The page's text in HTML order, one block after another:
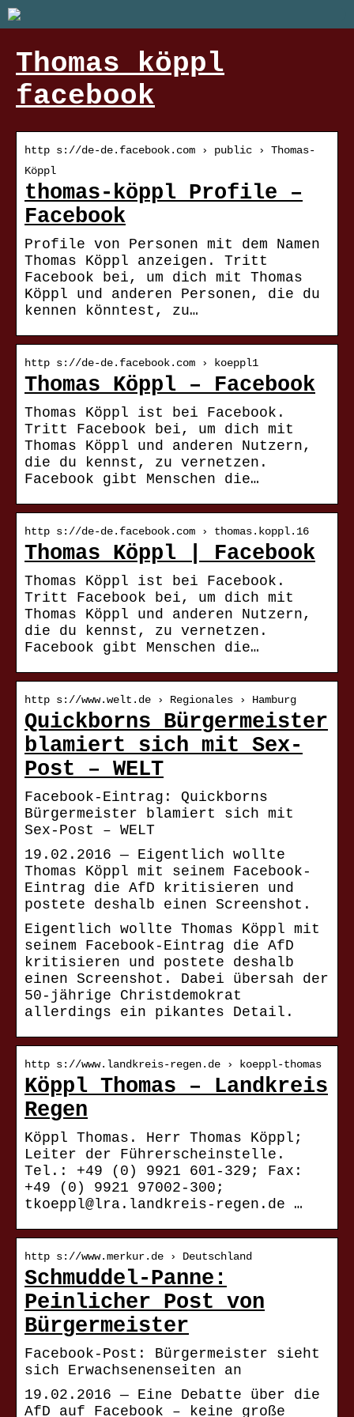
Thomas köppl
facebook
http s://de-de.facebook.com › public › Thomas-
Köppl
thomas-köppl Profile –
Facebook
Profile von Personen mit dem Namen
Thomas Köppl anzeigen. Tritt
Facebook bei, um dich mit Thomas
Köppl und anderen Personen, die du
kennen könntest, zu…
http s://de-de.facebook.com › koeppl1
Thomas Köppl – Facebook
Thomas Köppl ist bei Facebook.
Tritt Facebook bei, um dich mit
Thomas Köppl und anderen Nutzern,
die du kennst, zu vernetzen.
Facebook gibt Menschen die…
http s://de-de.facebook.com › thomas.koppl.16
Thomas Köppl | Facebook
Thomas Köppl ist bei Facebook.
Tritt Facebook bei, um dich mit
Thomas Köppl und anderen Nutzern,
die du kennst, zu vernetzen.
Facebook gibt Menschen die…
http s://www.welt.de › Regionales › Hamburg
Quickborns Bürgermeister
blamiert sich mit Sex-
Post – WELT
Facebook-Eintrag: Quickborns
Bürgermeister blamiert sich mit
Sex-Post – WELT
19.02.2016 — Eigentlich wollte
Thomas Köppl mit seinem Facebook-
Eintrag die AfD kritisieren und
postete deshalb einen Screenshot.
Eigentlich wollte Thomas Köppl mit
seinem Facebook-Eintrag die AfD
kritisieren und postete deshalb
einen Screenshot. Dabei übersah der
50-jährige Christdemokrat
allerdings ein pikantes Detail.
http s://www.landkreis-regen.de › koeppl-thomas
Köppl Thomas – Landkreis
Regen
Köppl Thomas. Herr Thomas Köppl;
Leiter der Führerscheinstelle.
Tel.: +49 (0) 9921 601-329; Fax:
+49 (0) 9921 97002-300;
tkoeppl@lra.landkreis-regen.de …
http s://www.merkur.de › Deutschland
Schmuddel-Panne:
Peinlicher Post von
Bürgermeister
Facebook-Post: Bürgermeister sieht
sich Erwachsenenseiten an
19.02.2016 — Eine Debatte über die
AfD auf Facebook – keine große